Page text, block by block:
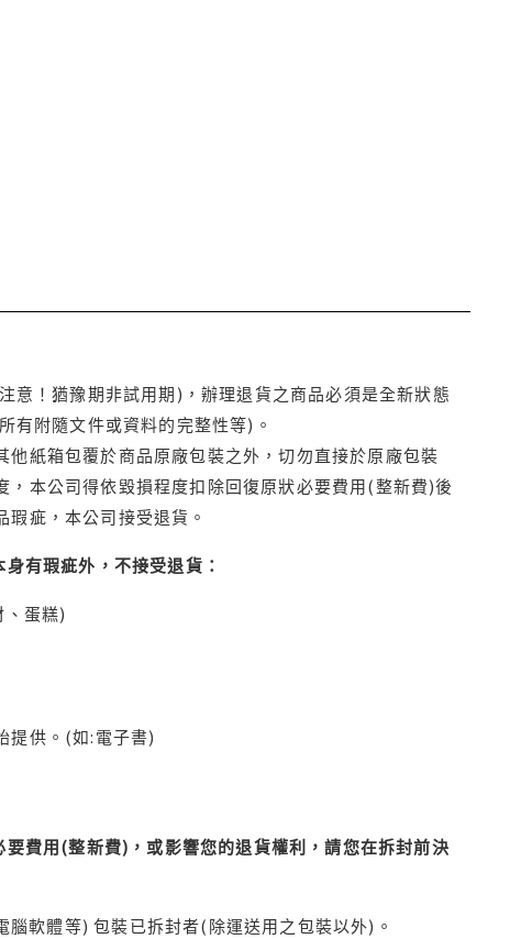
！猶豫期非試用期)，辦理退貨之商品必須是全新狀態
有附隨文件或資料的完整性等)。
紙箱包覆於商品原廠包裝之外，切勿直接於原廠包裝
本公司得依毀損程度扣除回復原狀必要費用(整新費)後
疵，本公司接受退貨。
有瑕疵外，不接受退貨：
蛋糕)
提供。(如:電子書)
費用(整新費)，或影響您的退貨權利，請您在拆封前決
軟體等) 包裝已拆封者(除運送用之包裝以外)。